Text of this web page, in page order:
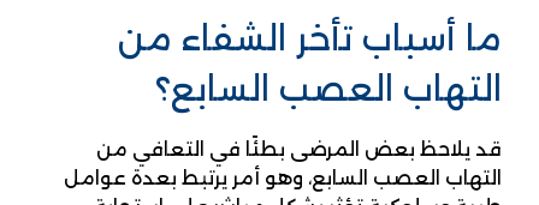
ما أسباب تأخر الشفاء من
التهاب العصب السابع؟
قد يلاحظ بعض المرضى بطئًا في التعافي من
التهاب العصب السابع، وهو أمر يرتبط بعدة عوامل